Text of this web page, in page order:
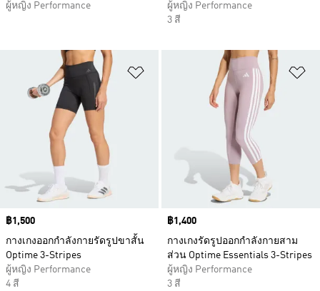
ผู้หญิง Performance
ผู้หญิง Performance
3 สี
เพิ่มไปยังรายการสินค้าโปรด
Price
฿1,500
กางเกงออกกำลังกายรัดรูปขาสั้น
Optime 3-Stripes
ผู้หญิง Performance
4 สี
Price
฿1,400
กางเกงรัดรูปออกกำลังกายสาม
ส่วน Optime Essentials 3-Stripes
ผู้หญิง Performance
3 สี